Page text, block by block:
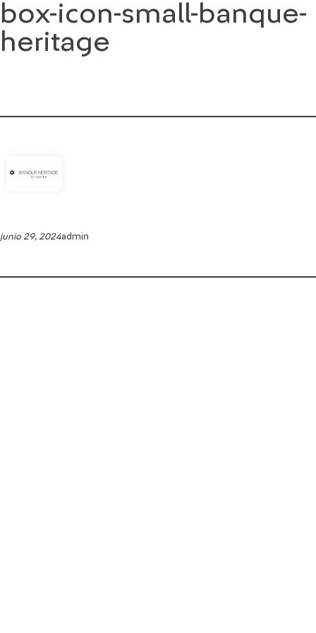
Saltar
al
contenido
box-icon-small-banque-
heritage
junio 29, 2024admin